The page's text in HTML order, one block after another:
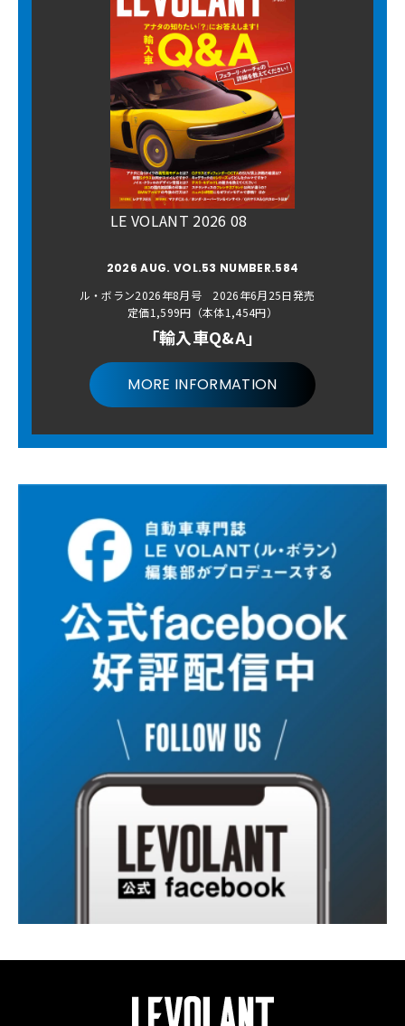
LE VOLANT 2026 08
2026 AUG. VOL.53 NUMBER.584
ル・ボラン2026年8月号 2026年6月25日発売
定価1,599円（本体1,454円）
「輸入車Q&A」
MORE INFORMATION